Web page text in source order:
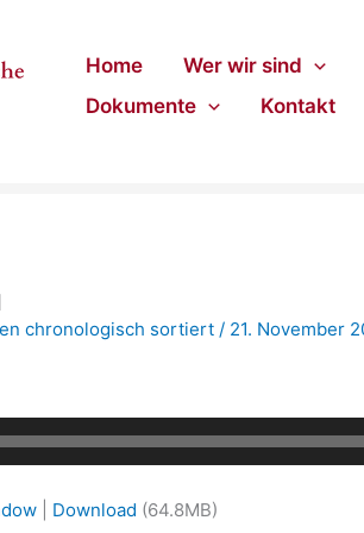
Home Wer wir sind
Dokumente
Kontakt
chronologisch sortiert / 21. November
Download (64.8MB)